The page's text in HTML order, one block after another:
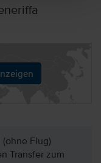
(ohne Flug)
Transfer zum